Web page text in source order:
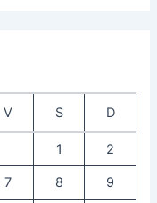
V S D
1 2
7 8 9